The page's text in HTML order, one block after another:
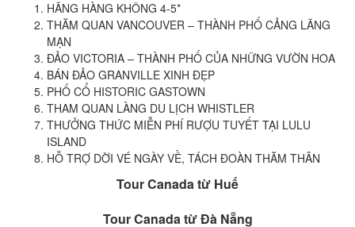
HÃNG HÀNG KHÔNG 4-5*
THĂM QUAN VANCOUVER – THÀNH PHỐ CẢNG LÃNG
MẠN
ĐẢO VICTORIA – THÀNH PHỐ CỦA NHỮNG VƯỜN HOA
BÁN ĐẢO GRANVILLE XINH ĐẸP
PHỐ CỔ HISTORIC GASTOWN
THAM QUAN LÀNG DU LỊCH WHISTLER
THƯỞNG THỨC MIỄN PHÍ RƯỢU TUYẾT TẠI LULU
ISLAND
HỖ TRỢ DỜI VÉ NGÀY VỀ, TÁCH ĐOÀN THĂM THÂN
Tour Canada từ Huế
Tour Canada từ Đà Nẵng